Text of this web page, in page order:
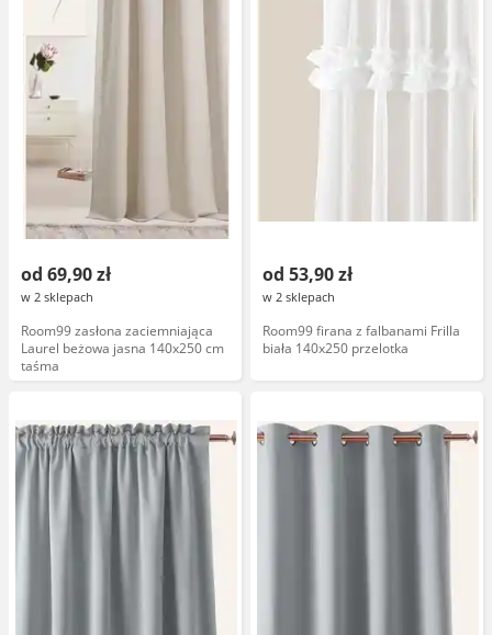
od 69,90 zł
w 2 sklepach
Room99 zasłona zaciemniająca
Laurel beżowa jasna 140x250 cm
taśma
od 53,90 zł
w 2 sklepach
Room99 firana z falbanami Frilla
biała 140x250 przelotka